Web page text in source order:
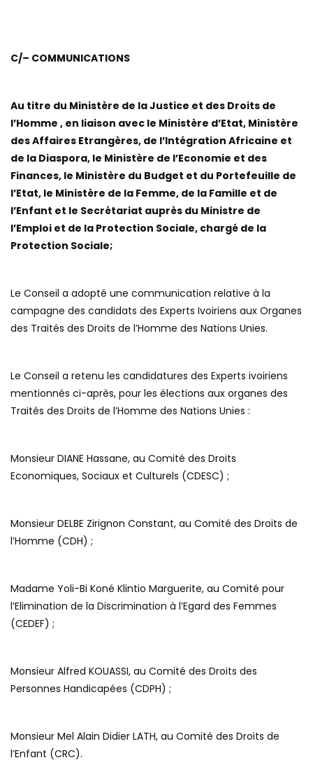
C/– COMMUNICATIONS
Au titre du Ministère de la Justice et des Droits de
l’Homme , en liaison avec le Ministère d’Etat, Ministère
des Affaires Etrangères, de l’Intégration Africaine et
de la Diaspora, le Ministère de l’Economie et des
Finances, le Ministère du Budget et du Portefeuille de
l’Etat, le Ministère de la Femme, de la Famille et de
l’Enfant et le Secrétariat auprès du Ministre de
l’Emploi et de la Protection Sociale, chargé de la
Protection Sociale;
Le Conseil a adopté une communication relative à la
campagne des candidats des Experts Ivoiriens aux Organes
des Traités des Droits de l’Homme des Nations Unies.
Le Conseil a retenu les candidatures des Experts ivoiriens
mentionnés ci-après, pour les élections aux organes des
Traités des Droits de l’Homme des Nations Unies :
Monsieur DIANE Hassane, au Comité des Droits
Economiques, Sociaux et Culturels (CDESC) ;
Monsieur DELBE Zirignon Constant, au Comité des Droits de
l’Homme (CDH) ;
Madame Yoli-Bi Koné Klintio Marguerite, au Comité pour
l’Elimination de la Discrimination à l’Egard des Femmes
(CEDEF) ;
Monsieur Alfred KOUASSI, au Comité des Droits des
Personnes Handicapées (CDPH) ;
Monsieur Mel Alain Didier LATH, au Comité des Droits de
l’Enfant (CRC).